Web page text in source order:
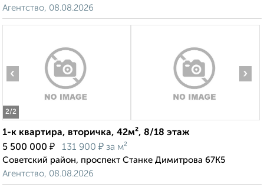
Агентство, 08.08.2026
2/2
‹ ›
1-к квартира, вторичка, 42м², 8/18 этаж
5 500 000 ₽ 131 900 ₽ за м²
Советский район, проспект Станке Димитрова 67К5
Агентство, 08.08.2026